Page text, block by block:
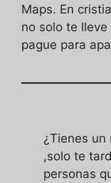
Maps. En
no solo te
pague para
¿Tienes un
,solo te
personas